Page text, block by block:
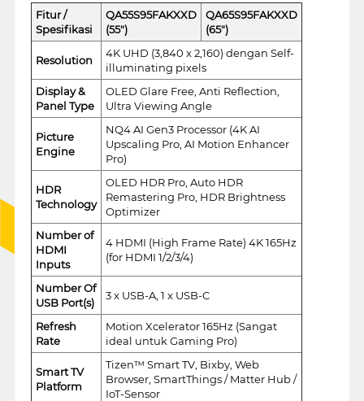
Fitur /
Spesifikasi
QA55S95FAKXXD
(55")
QA65S95FAKXXD
(65")
Resolution
4K UHD (3,840 x 2,160) dengan Self-
illuminating pixels
Display &
Panel Type
OLED Glare Free, Anti Reflection,
Ultra Viewing Angle
Picture
Engine
NQ4 AI Gen3 Processor (4K AI
Upscaling Pro, AI Motion Enhancer
Pro)
HDR
Technology
OLED HDR Pro, Auto HDR
Remastering Pro, HDR Brightness
Optimizer
Number of
HDMI
Inputs
4 HDMI (High Frame Rate) 4K 165Hz
(for HDMI 1/2/3/4)
Number Of
USB Port(s)
3 x USB-A, 1 x USB-C
Refresh
Rate
Motion Xcelerator 165Hz (Sangat
ideal untuk Gaming Pro)
Smart TV
Platform
Tizen™ Smart TV, Bixby, Web
Browser, SmartThings / Matter Hub /
IoT-Sensor